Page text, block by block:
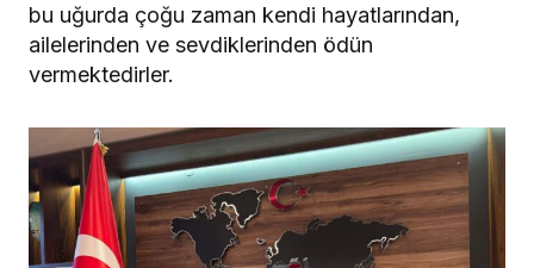
bu uğurda çoğu zaman kendi hayatlarından,
ailelerinden ve sevdiklerinden ödün
vermektedirler.